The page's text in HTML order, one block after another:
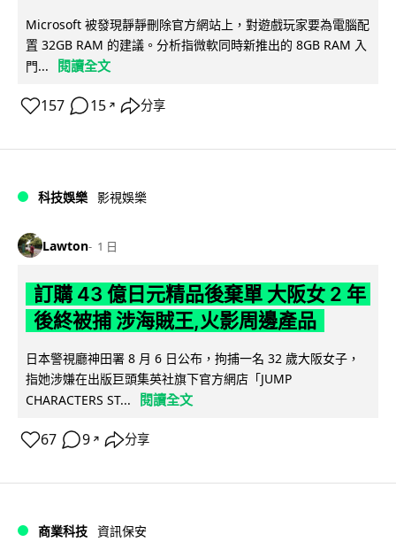
Microsoft 被發現靜靜刪除官方網站上，對遊戲玩家要為電腦配
置 32GB RAM 的建議。分析指微軟同時新推出的 8GB RAM 入
門...
閱讀全文
157 15 ↗ 分享
科技娛樂 影視娛樂
Lawton 1 日
訂購 43 億日元精品後棄單 大阪女 2 年
後終被捕 涉海賊王,火影周邊產品
日本警視廳神田署 8 月 6 日公布，拘捕一名 32 歲大阪女子，
指她涉嫌在出版巨頭集英社旗下官方網店「JUMP
CHARACTERS ST...
閱讀全文
67 9 ↗ 分享
商業科技 資訊保安